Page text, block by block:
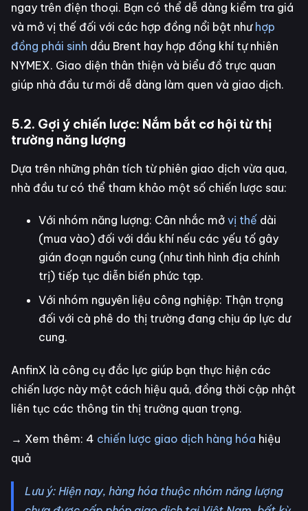
ngay trên điện thoại. Bạn có thể dễ dàng kiểm tra giá
và mở vị thế đối với các hợp đồng nổi bật như hợp
đồng phái sinh dầu Brent hay hợp đồng khí tự nhiên
NYMEX. Giao diện thân thiện và biểu đồ trực quan
giúp nhà đầu tư mới dễ dàng làm quen và giao dịch.
5.2. Gợi ý chiến lược: Nắm bắt cơ hội từ thị
trường năng lượng
Dựa trên những phân tích từ phiên giao dịch vừa qua,
nhà đầu tư có thể tham khảo một số chiến lược sau:
Với nhóm năng lượng: Cân nhắc mở vị thế dài
(mua vào) đối với dầu khí nếu các yếu tố gây
gián đoạn nguồn cung (như tình hình địa chính
trị) tiếp tục diễn biến phức tạp.
Với nhóm nguyên liệu công nghiệp: Thận trọng
đối với cà phê do thị trường đang chịu áp lực dư
cung.
AnfinX là công cụ đắc lực giúp bạn thực hiện các
chiến lược này một cách hiệu quả, đồng thời cập nhật
liên tục các thông tin thị trường quan trọng.
→ Xem thêm: 4 chiến lược giao dịch hàng hóa hiệu
quả
Lưu ý: Hiện nay, hàng hóa thuộc nhóm năng lượng